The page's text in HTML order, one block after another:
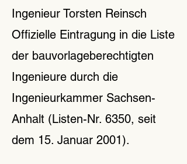
Ingenieur Torsten Reinsch
Offizielle Eintragung in die Liste
der bauvorlageberechtigten
Ingenieure durch die
Ingenieurkammer Sachsen-
Anhalt (Listen-Nr. 6350, seit
dem 15. Januar 2001).